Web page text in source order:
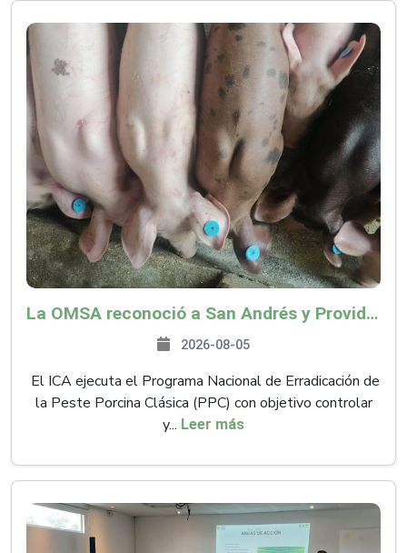
La OMSA reconoció a San Andrés y Providencia como zona libre de Peste Porcina Clásica (PPC)
2026-08-05
El ICA ejecuta el Programa Nacional de Erradicación de
la Peste Porcina Clásica (PPC) con objetivo controlar
y... Leer más